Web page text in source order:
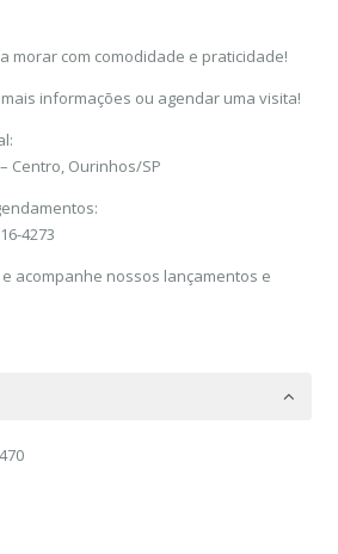
morar com comodidade e praticidade!
informações ou agendar uma visita!
Centro, Ourinhos/SP
4273
acompanhe nossos lançamentos e